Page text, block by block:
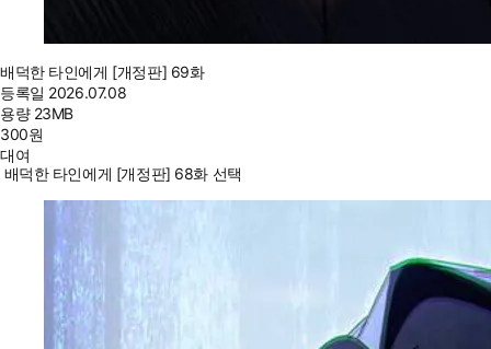
배덕한 타인에게 [개정판] 69화
등록일 2026.07.08
용량 23MB
300원
대여
배덕한 타인에게 [개정판] 68화 선택